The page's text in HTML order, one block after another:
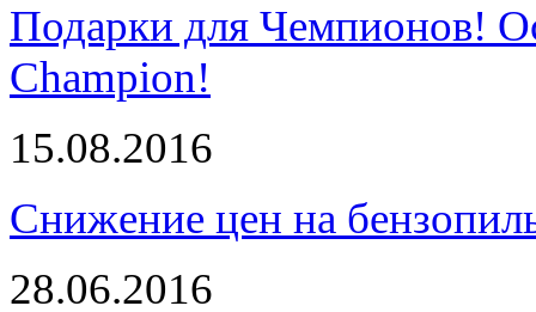
Подарки для Чемпионов!
Champion!
15.08.2016
Снижение цен на
28.06.2016